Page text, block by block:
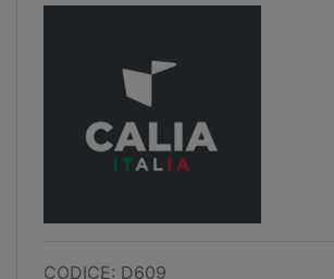
CODICE: D609